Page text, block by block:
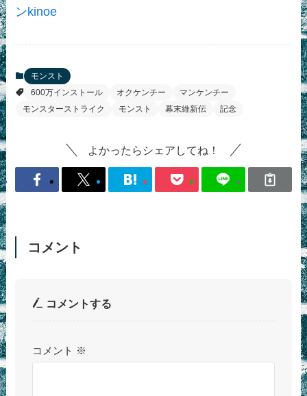
ンkinoe
モンスト
600万インストール
オクケンチー
マンケンチー
モンスターストライク
モンスト 幕末維新伝 記念
よかったらシェアしてね！
コメント
コメントする
コメント ※